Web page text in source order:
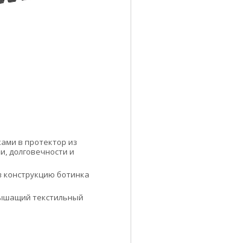
в протектор из
долговечности и
ботинка
текстильный